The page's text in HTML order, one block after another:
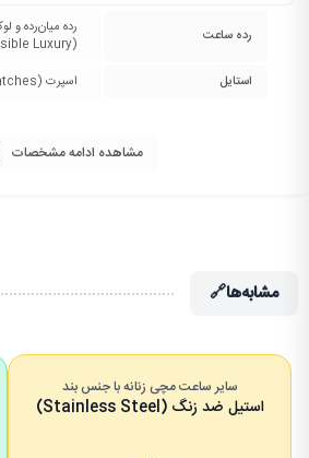
رده ساعت
رده میان‌رده
(Accessible Luxury)‏
استایل اسپرت (Sport Watches)‏
مشاهده ادامه مشخصات
مشابه‌ها🔗
سایر ساعت مچی زنانه با جنس بند
استیل ضد زنگ (Stainless Steel)